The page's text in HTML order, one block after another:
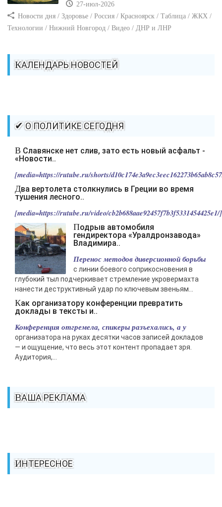
27-июл-2026
Новости дня / Здоровье / Россия / Красноярск / Таблица / ЖКХ /
Технологии / Нижний Новгород / Видео / ДНР и ЛНР
КАЛЕНДАРЬ НОВОСТЕЙ
✔ О ПОЛИТИКЕ СЕГОДНЯ
В Славянске нет слив, зато есть новый асфальт -
«Новости..
[media=https://rutube.ru/shorts/
Два вертолета столкнулись в Греции во время
тушения лесного..
[media=https://rutube.ru/video/
Подрыв автомобиля
гендиректора «Уралдронзавода»
Владимира..
Перенос методов диверсионной борьбы
с линии боевого соприкосновения в
глубокий тыл подчеркивает стремление укровермахта
нанести деструктивный удар по ключевым звеньям...
Как организатору конференции превратить
доклады в тексты и..
Конференция отгремела, спикеры разъехались, а у
организатора на руках десятки часов записей докладов
— и ощущение, что весь этот контент пропадает зря.
Аудитория,...
ВАША РЕКЛАМА
ИНТЕРЕСНОЕ